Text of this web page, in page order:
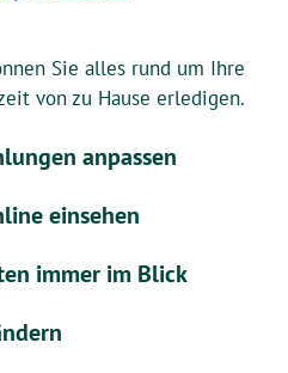
Sie alles rund um Ihre
von zu Hause erledigen.
anpassen
einsehen
immer im Blick